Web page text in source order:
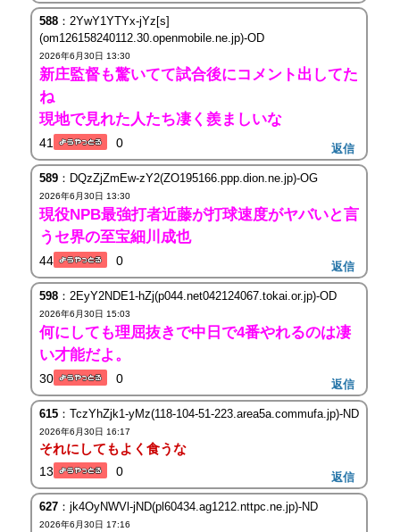
588：2YwY1YTYx-jYz[s]
(om126158240112.30.openmobile.ne.jp)-OD
2026年6月30日 13:30
新庄監督も驚いてて試合後にコメント出してた
ね
現地で見れた人たち凄く羨ましいな
41 0 返信
589：DQzZjZmEw-zY2(ZO195166.ppp.dion.ne.jp)-OG
2026年6月30日 13:30
現役NPB最強打者近藤が打球速度がヤバいと言
うセ界の至宝細川成也
44 0 返信
598：2EyY2NDE1-hZj(p044.net042124067.tokai.or.jp)-OD
2026年6月30日 15:03
何にしても理屈抜きで中日で4番やれるのは凄
い才能だよ。
30 0 返信
615：TczYhZjk1-yMz(118-104-51-223.area5a.commufa.jp)-ND
2026年6月30日 16:17
それにしてもよく食うな
13 0 返信
627：jk4OyNWVl-jND(pl60434.ag1212.nttpc.ne.jp)-ND
2026年6月30日 17:16